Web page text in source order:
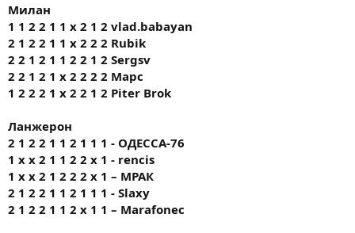
Милан
1 1 2 2 1 1 х 2 1 2 vlad.babayan
2 1 2 2 1 1 х 2 2 2 Rubik
2 2 1 2 1 1 2 2 1 2 Sergsv
2 2 1 2 1 х 2 2 2 2 Марс
1 2 2 2 1 x 2 2 1 2 Piter Brok
Ланжерон
2 1 2 2 1 1 2 1 1 1 - ОДЕССА-76
1 x x 2 1 1 2 2 x 1 - rencis
1 х х 2 1 2 2 2 х 1 – МРАК
2 1 2 2 1 1 2 1 1 1 - Slaxy
2 1 2 2 1 1 2 х 1 1 – Marafonec